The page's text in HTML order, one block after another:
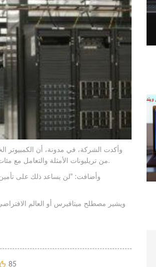
وأكدت الشركة، في مدونة، أن الكمبيوتر
من تريليونات الأمثلة والتعامل مع مئات اللغات وتحليل النصوص والصور ومقاطع الفيديو لتحديد ما إذا كان محتوى ما مؤذياً.
وأضافت: "لن يساعد ذلك على تأمين
ويشير مصطلح ميتافيرس أو العالم
85